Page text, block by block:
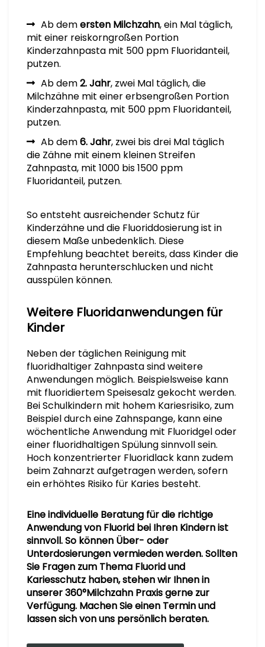
Ab demersten Milchzahn, ein Mal täglich,
mit einer reiskorngroßen Portion
Kinderzahnpasta mit 500 ppm Fluoridanteil,
putzen.
Ab dem2. Jahr, zwei Mal täglich, die
Milchzähne mit einer erbsengroßen Portion
Kinderzahnpasta, mit 500 ppm Fluoridanteil,
putzen.
Ab dem6. Jahr, zwei bis drei Mal täglich
die Zähne mit einem kleinen Streifen
Zahnpasta, mit 1000 bis 1500 ppm
Fluoridanteil, putzen.
So entsteht ausreichender Schutz für
Kinderzähne und die Fluoriddosierung ist in
diesem Maße unbedenklich. Diese
Empfehlung beachtet bereits, dass Kinder die
Zahnpasta herunterschlucken und nicht
ausspülen können.
Weitere Fluoridanwendungen für
Kinder
Neben der täglichen Reinigung mit
fluoridhaltiger Zahnpasta sind weitere
Anwendungen möglich. Beispielsweise kann
mit fluoridiertem Speisesalz gekocht werden.
Bei Schulkindern mit hohem Kariesrisiko, zum
Beispiel durch eine Zahnspange, kann eine
wöchentliche Anwendung mit Fluoridgel oder
einer fluoridhaltigen Spülung sinnvoll sein.
Hoch konzentrierter Fluoridlack kann zudem
beim Zahnarzt aufgetragen werden, sofern
ein erhöhtes Risiko für Karies besteht.
Eine individuelle Beratung für die richtige
Anwendung von Fluorid bei Ihren Kindern ist
sinnvoll. So können Über- oder
Unterdosierungen vermieden werden. Sollten
Sie Fragen zum Thema Fluorid und
Kariesschutz haben, stehen wir Ihnen in
unserer 360°Milchzahn Praxis gerne zur
Verfügung. Machen Sie einen Termin und
lassen sich von uns persönlich beraten.